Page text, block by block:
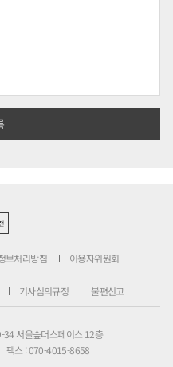
보처리방침 이용자위원회
기사심의규정 불편신고
34 서울숲더스페이스 12층
팩스 : 070-4015-8658